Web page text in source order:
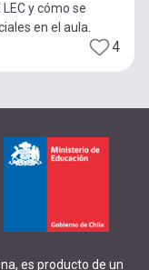
y cómo se
en el aula.
4
es producto de un